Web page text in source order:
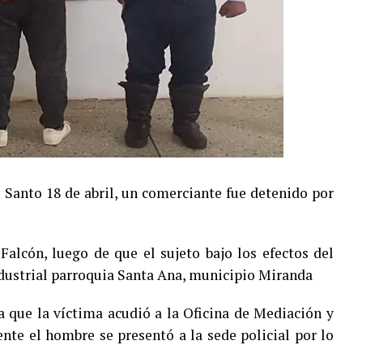
18 de abril, un comerciante fue detenido por
luego de que el sujeto bajo los efectos del
parroquia Santa Ana, municipio Miranda
que la víctima acudió a la Oficina de Mediación y
el hombre se presentó a la sede policial por lo